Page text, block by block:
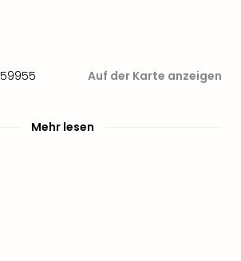
59955
Auf der Karte anzeigen
Mehr lesen